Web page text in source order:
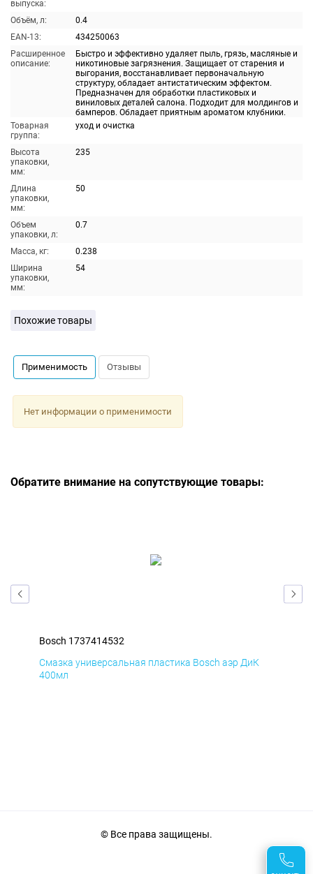
выпуска:
Объём, л:
0.4
EAN-13:
434250063
Расширенное
описание:
Быстро и эффективно удаляет пыль, грязь, масляные и
никотиновые загрязнения. Защищает от старения и
выгорания, восстанавливает первоначальную
структуру, обладает антистатическим эффектом.
Предназначен для обработки пластиковых и
виниловых деталей салона. Подходит для молдингов и
бамперов. Обладает приятным ароматом клубники.
Товарная
группа:
уход и очистка
Высота
упаковки,
мм:
235
Длина
упаковки,
мм:
50
Объем
упаковки, л:
0.7
Масса, кг:
0.238
Ширина
упаковки,
мм:
54
Похожие товары
Применимость Отзывы
Нет информации о применимости
Обратите внимание на сопутствующие товары:
Bosch 1737414532
Смазка универсальная пластика Bosch аэр ДиК
400мл
© Все права защищены.